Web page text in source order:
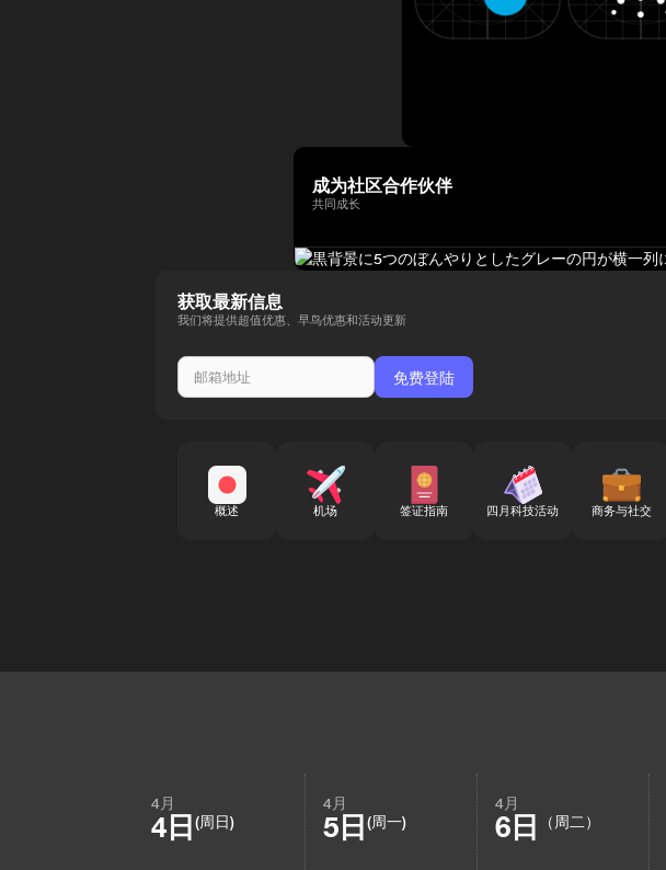
成为社区合作伙伴
共同成长
获取最新信息
我们将提供超值优惠、早鸟优惠和活动更新
概述 机场 签证指南 四月科技活动 商务与社交
4月
4日 (周日)
4月
5日(周一)
4月
6日 （周二）